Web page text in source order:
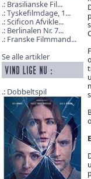
Brasilianske Fil...
Tyskefilmdage, 1...
Scificon Afvikle...
Berlinalen Nr. 7...
Franske Filmmand...
Se alle artikler
Dobbeltspil